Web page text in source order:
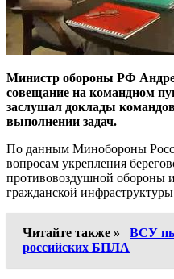
Министр обороны РФ
совещание на командном
заслушал доклады
выполнении задач.
По данным Минобороны
вопросам укрепления
противовоздушной обороны
гражданской
Читайте также »
ВСУ
российских БПЛА